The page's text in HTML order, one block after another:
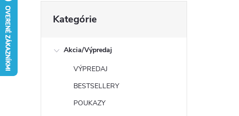
kategórie
Kategórie
Akcia/Výpredaj
VÝPREDAJ
BESTSELLERY
POUKAZY